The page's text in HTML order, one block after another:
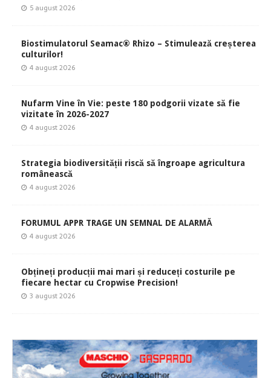
5 august 2026
Biostimulatorul Seamac® Rhizo – Stimulează creșterea
culturilor!
4 august 2026
Nufarm Vine în Vie: peste 180 podgorii vizate să fie
vizitate în 2026-2027
4 august 2026
Strategia biodiversității riscă să îngroape agricultura
românească
4 august 2026
FORUMUL APPR TRAGE UN SEMNAL DE ALARMĂ
4 august 2026
Obțineți producții mai mari și reduceți costurile pe
fiecare hectar cu Cropwise Precision!
3 august 2026